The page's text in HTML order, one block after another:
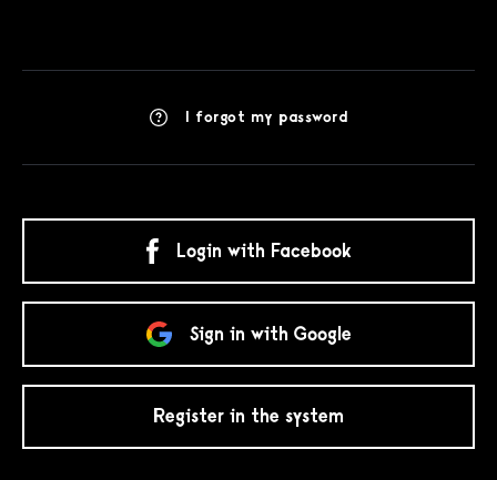
I forgot my password
Login with Facebook
Sign in with Google
Register in the system